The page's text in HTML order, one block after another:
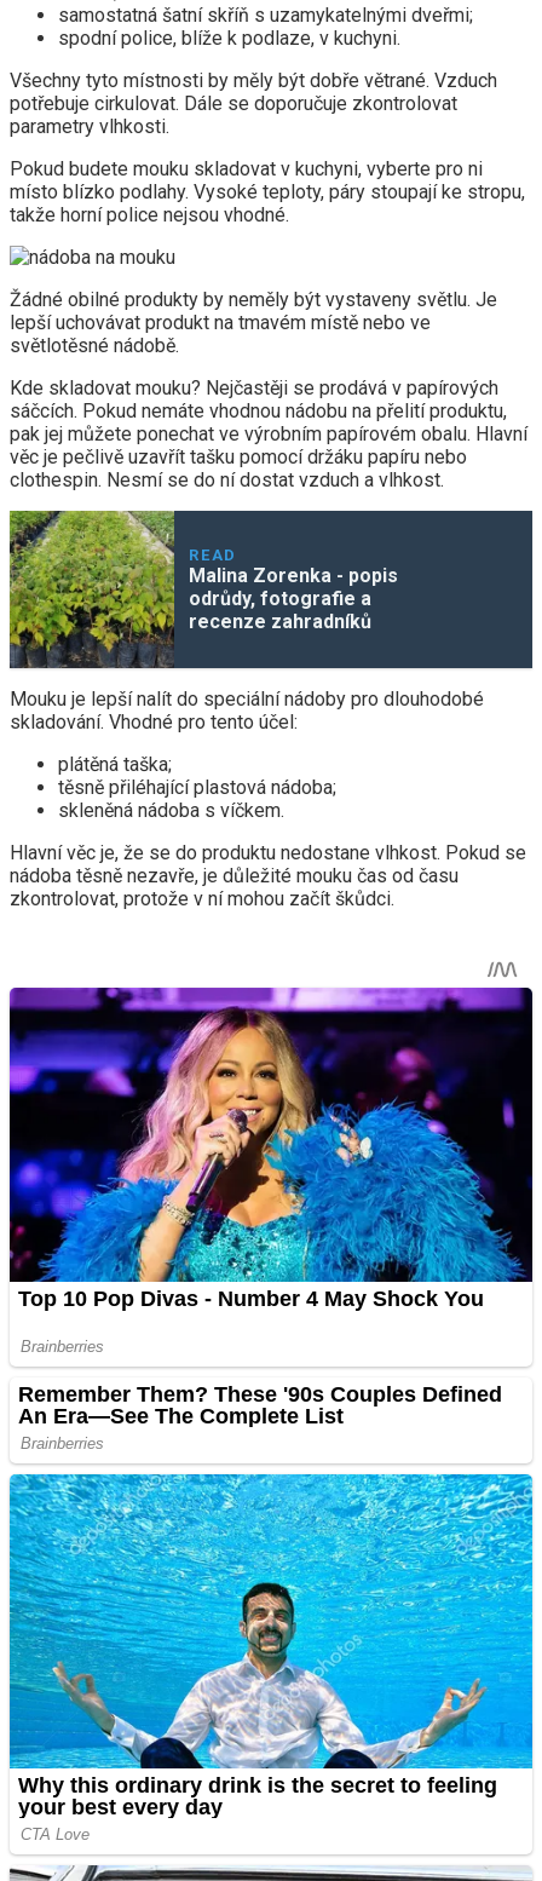
samostatná šatní skříň s uzamykatelnými dveřmi;
spodní police, blíže k podlaze, v kuchyni.
Všechny tyto místnosti by měly být dobře větrané. Vzduch
potřebuje cirkulovat. Dále se doporučuje zkontrolovat
parametry vlhkosti.
Pokud budete mouku skladovat v kuchyni, vyberte pro ni
místo blízko podlahy. Vysoké teploty, páry stoupají ke stropu,
takže horní police nejsou vhodné.
Žádné obilné produkty by neměly být vystaveny světlu. Je
lepší uchovávat produkt na tmavém místě nebo ve
světlotěsné nádobě.
Kde skladovat mouku? Nejčastěji se prodává v papírových
sáčcích. Pokud nemáte vhodnou nádobu na přelití produktu,
pak jej můžete ponechat ve výrobním papírovém obalu. Hlavní
věc je pečlivě uzavřít tašku pomocí držáku papíru nebo
clothespin. Nesmí se do ní dostat vzduch a vlhkost.
READ
Malina Zorenka - popis
odrůdy, fotografie a
recenze zahradníků
Mouku je lepší nalít do speciální nádoby pro dlouhodobé
skladování. Vhodné pro tento účel:
plátěná taška;
těsně přiléhající plastová nádoba;
skleněná nádoba s víčkem.
Hlavní věc je, že se do produktu nedostane vlhkost. Pokud se
nádoba těsně nezavře, je důležité mouku čas od času
zkontrolovat, protože v ní mohou začít škůdci.